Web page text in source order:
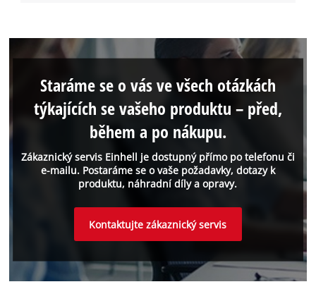
Zákaznický servis Einhell je dostupný přímo po telefonu či
e-mailu. Postaráme se o vaše požadavky, dotazy k
produktu, náhradní díly a opravy.
Staráme se o vás ve všech otázkách
týkajících se vašeho produktu – před,
během a po nákupu.
Kontaktujte zákaznický servis